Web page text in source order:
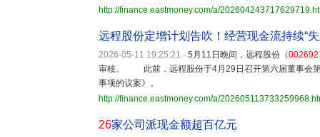
http://finance.eastmoney.com/a/
远程股份定增计划告吹！经营现金流持续“
2026-05-11 19:25:21 - 5月11日晚间，远程股份（002692
审核。 此前，远程股份于4月29日召开第六届董事会第
事项的议案》。
http://finance.eastmoney.com/a/
26家公司派现金额超百亿元